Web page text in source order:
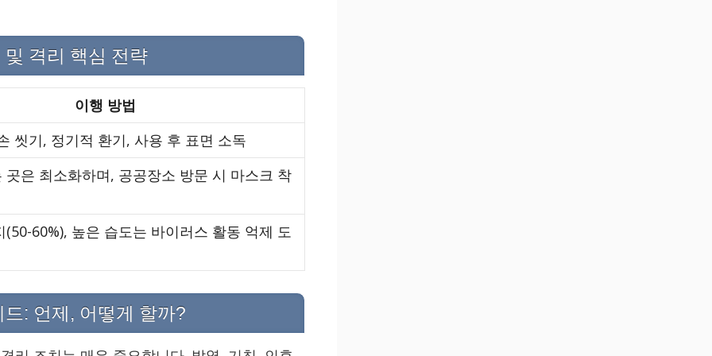
격리 핵심 전략
이행 방법
씻기, 정기적 환기, 사용 후 표면 소독
곳은 최소화하며, 공공장소 방문 시 마스크 착
(50-60%), 높은 습도는 바이러스 활동 억제 도
: 언제, 어떻게 할까?